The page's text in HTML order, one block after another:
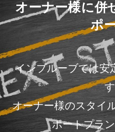
オーナー様に併
ポ
インプルーブでは安
オーナー様のスタイ
ポートプラ